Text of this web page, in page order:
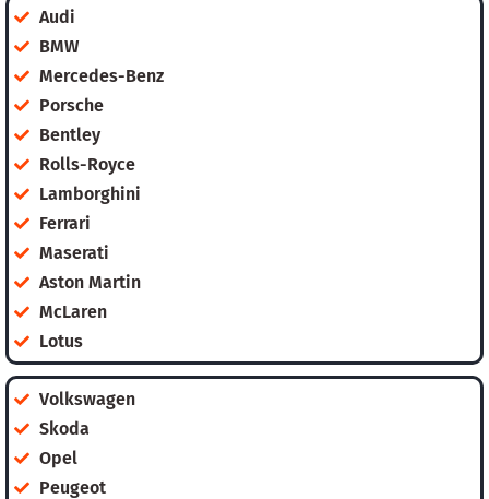
Audi
BMW
Mercedes-Benz
Porsche
Bentley
Rolls-Royce
Lamborghini
Ferrari
Maserati
Aston Martin
McLaren
Lotus
Volkswagen
Skoda
Opel
Peugeot